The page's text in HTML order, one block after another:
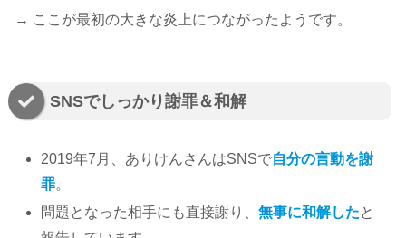
→ ここが最初の大きな炎上につながったようです。
SNSでしっかり謝罪＆和解
2019年7月、ありけんさんはSNSで自分の言動を謝
罪。
問題となった相手にも直接謝り、無事に和解した と